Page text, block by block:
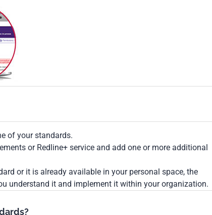
of your standards.
or Redline+ service and add one or more additional
or it is already available in your personal space, the
understand it and implement it within your organization.